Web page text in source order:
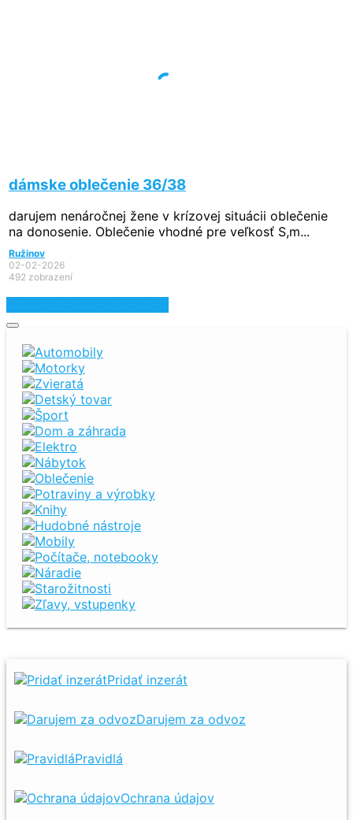
dámske oblečenie 36/38
darujem nenáročnej žene v krízovej situácii oblečenie
na donosenie. Oblečenie vhodné pre veľkosť S,m...
Ružinov
02-02-2026
492 zobrazení
Automobily
Motorky
Zvieratá
Detský tovar
Šport
Dom a záhrada
Elektro
Nábytok
Oblečenie
Potraviny a výrobky
Knihy
Hudobné nástroje
Mobily
Počítače, notebooky
Náradie
Starožitnosti
Zľavy, vstupenky
Pridať inzerát
Darujem za odvoz
Pravidlá
Ochrana údajov